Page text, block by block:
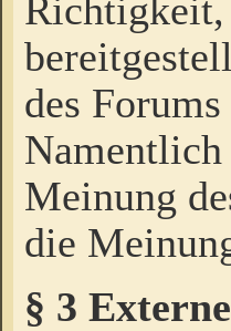
des
Namentlich
Meinung
die
§ 3